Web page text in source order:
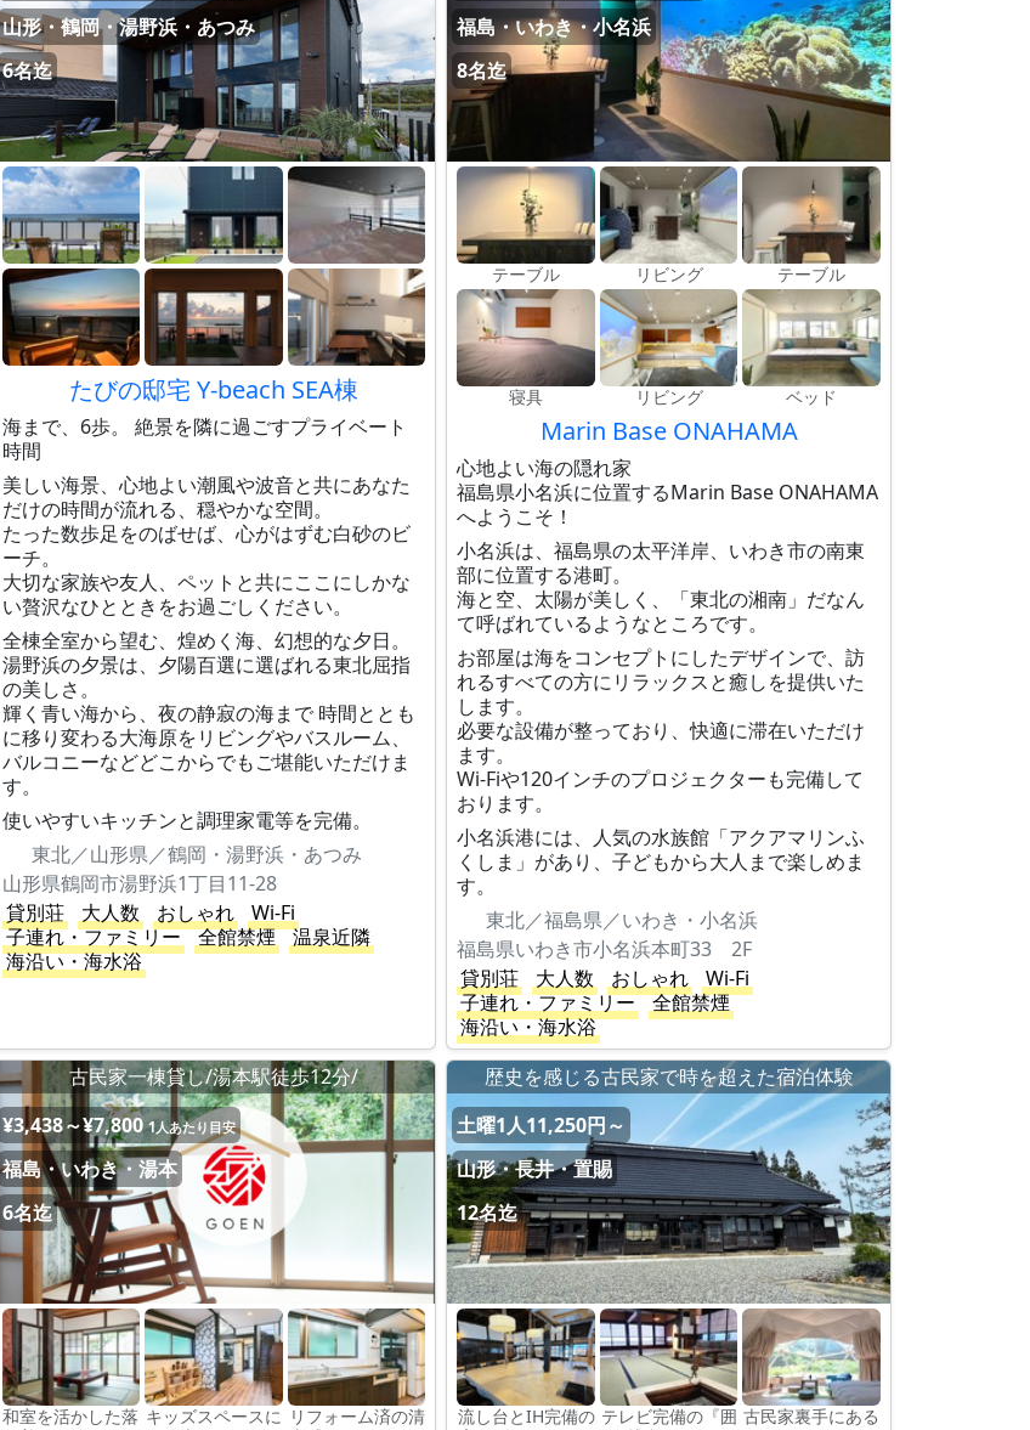
山形・鶴岡・湯野浜・あつみ
6名迄
たびの邸宅 Y-beach SEA棟
海まで、6歩。 絶景を隣に過ごすプライベート
時間
美しい海景、心地よい潮風や波音と共にあなた
だけの時間が流れる、穏やかな空間。
たった数歩足をのばせば、心がはずむ白砂のビ
ーチ。
大切な家族や友人、ペットと共にここにしかな
い贅沢なひとときをお過ごしください。
全棟全室から望む、煌めく海、幻想的な夕日。
湯野浜の夕景は、夕陽百選に選ばれる東北屈指
の美しさ。
輝く青い海から、夜の静寂の海まで 時間ととも
に移り変わる大海原をリビングやバスルーム、
バルコニーなどどこからでもご堪能いただけま
す。
使いやすいキッチンと調理家電等を完備。
東北／山形県／鶴岡・湯野浜・あつみ
山形県鶴岡市湯野浜1丁目11-28
貸別荘
大人数 おしゃれ
Wi-Fi
子連れ・ファミリー
全館禁煙
温泉近隣
海沿い・海水浴
福島・いわき・小名浜
8名迄
テーブル リビング テーブル
寝具 リビング ベッド
Marin Base ONAHAMA
心地よい海の隠れ家
福島県小名浜に位置するMarin Base ONAHAMA
へようこそ！
小名浜は、福島県の太平洋岸、いわき市の南東
部に位置する港町。
海と空、太陽が美しく、「東北の湘南」だなん
て呼ばれているようなところです。
お部屋は海をコンセプトにしたデザインで、訪
れるすべての方にリラックスと癒しを提供いた
します。
必要な設備が整っており、快適に滞在いただけ
ます。
Wi-Fiや120インチのプロジェクターも完備して
おります。
小名浜港には、人気の水族館「アクアマリンふ
くしま」があり、子どもから大人まで楽しめま
す。
東北／福島県／いわき・小名浜
福島県いわき市小名浜本町33 2F
貸別荘
大人数 おしゃれ
Wi-Fi
子連れ・ファミリー
全館禁煙
海沿い・海水浴
古民家一棟貸し/湯本駅徒歩12分/
¥3,438～¥7,800 1人あたり目安
福島・いわき・湯本
6名迄
和室を活かした落 キッズスペースに リフォーム済の清
歴史を感じる古民家で時を超えた宿泊体験
土曜1人11,250円～
山形・長井・置賜
12名迄
流し台とIH完備の テレビ完備の『囲 古民家裏手にある